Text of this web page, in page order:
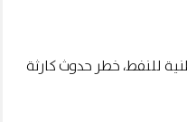
للنفط، خطر حدوث كارثة